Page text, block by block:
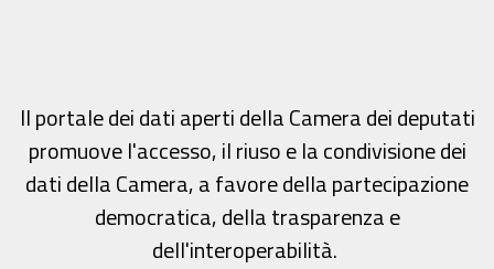
Il portale dei dati aperti della Camera dei deputati
promuove l'accesso, il riuso e la condivisione dei
dati della Camera, a favore della partecipazione
democratica, della trasparenza e
dell'interoperabilità.